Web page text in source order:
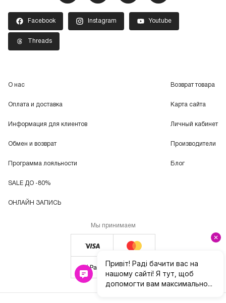
Facebook Instagram Youtube
Threads
О нас
Оплата и доставка
Информация для клиентов
Обмен и возврат
Программа лояльности
SALE ДО -80%
ОНЛАЙН ЗАПИСЬ
Возврат товара
Карта сайта
Личный кабинет
Производители
Блог
Мы принимаем